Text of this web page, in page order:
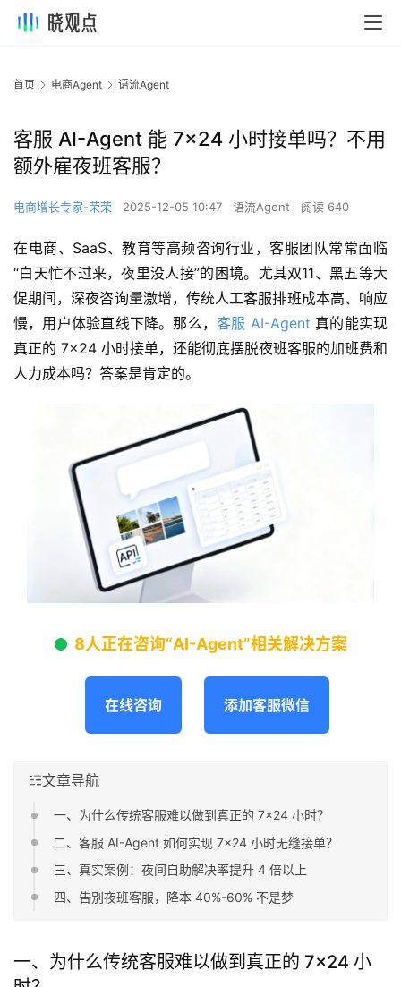
首页 电商Agent 语流Agent
客服 AI-Agent 能 7×24 小时接单吗？不用
额外雇夜班客服？
电商增长专家-荣荣 2025-12-05 10:47 语流Agent 阅读 640
在电商、SaaS、教育等高频咨询行业，客服团队常常面临
“白天忙不过来，夜里没人接”的困境。尤其双11、黑五等大
促期间，深夜咨询量激增，传统人工客服排班成本高、响应
慢，用户体验直线下降。那么， 客服 AI-Agent 真的能实现
真正的 7×24 小时接单，还能彻底摆脱夜班客服的加班费和
人力成本吗？答案是肯定的。
8人正在咨询“AI-Agent”相关解决方案
在线咨询 添加客服微信
文章导航
一、为什么传统客服难以做到真正的 7×24 小时？
二、客服 AI-Agent 如何实现 7×24 小时无缝接单？
三、真实案例：夜间自助解决率提升 4 倍以上
四、告别夜班客服，降本 40%-60% 不是梦
一、为什么传统客服难以做到真正的 7×24 小